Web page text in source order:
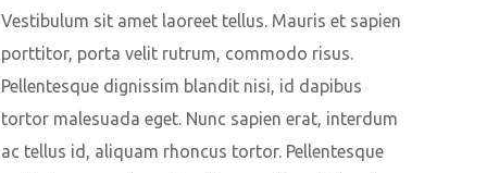
Vestibulum sit amet laoreet tellus. Mauris et sapien
porttitor, porta velit rutrum, commodo risus.
Pellentesque dignissim blandit nisi, id dapibus
tortor malesuada eget. Nunc sapien erat, interdum
ac tellus id, aliquam rhoncus tortor. Pellentesque